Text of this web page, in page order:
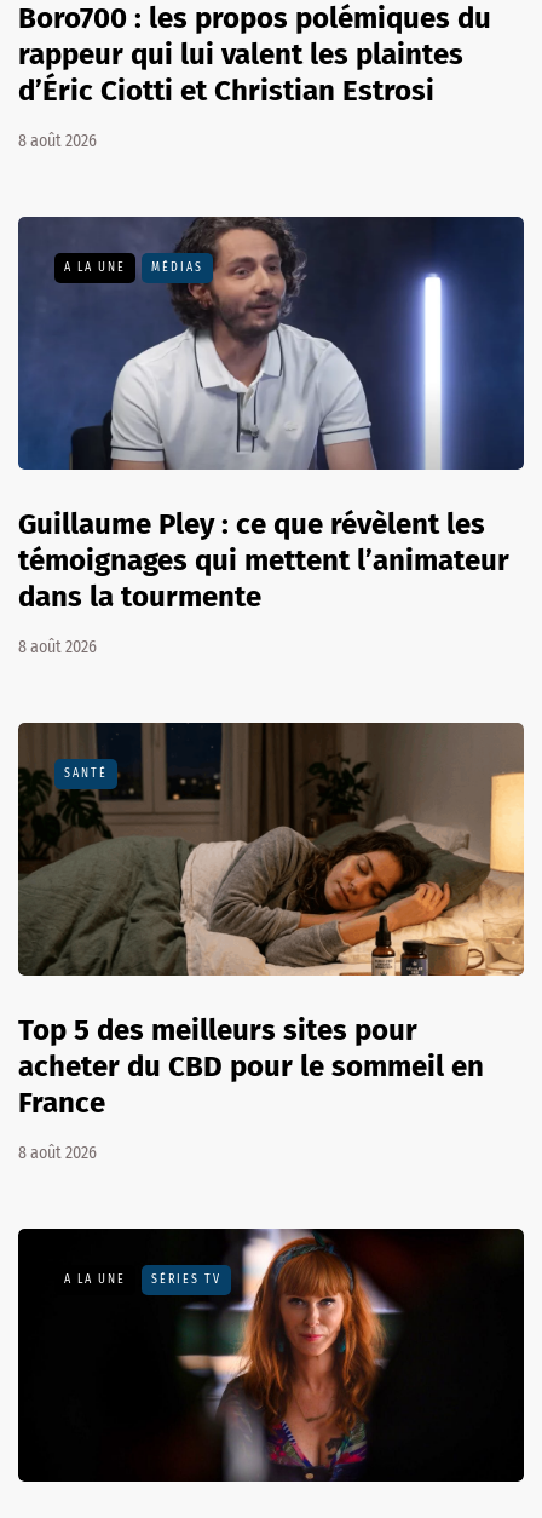
Boro700 : les propos polémiques du
rappeur qui lui valent les plaintes
d’Éric Ciotti et Christian Estrosi
8 août 2026
A LA UNE MÉDIAS
Guillaume Pley : ce que révèlent les
témoignages qui mettent l’animateur
dans la tourmente
8 août 2026
SANTÉ
Top 5 des meilleurs sites pour
acheter du CBD pour le sommeil en
France
8 août 2026
A LA UNE SÉRIES TV